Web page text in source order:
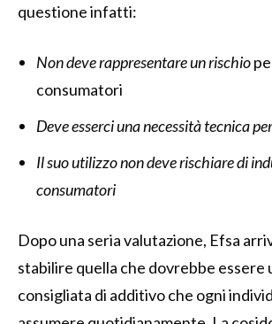
questione infatti:
Non deve rappresentare un rischio
consumatori
Deve esserci una necessità tecnica
Il suo utilizzo non deve rischiare di
consumatori
Dopo una seria valutazione, Efsa
stabilire quella che dovrebbe essere
consigliata di additivo che ogni